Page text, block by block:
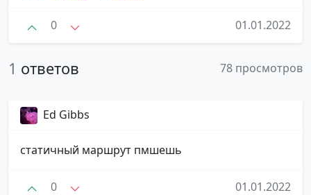
0 01.01.2022
1 ответов 78 просмотров
Ed Gibbs
статичный маршрут пмшешь
0 01.01.2022